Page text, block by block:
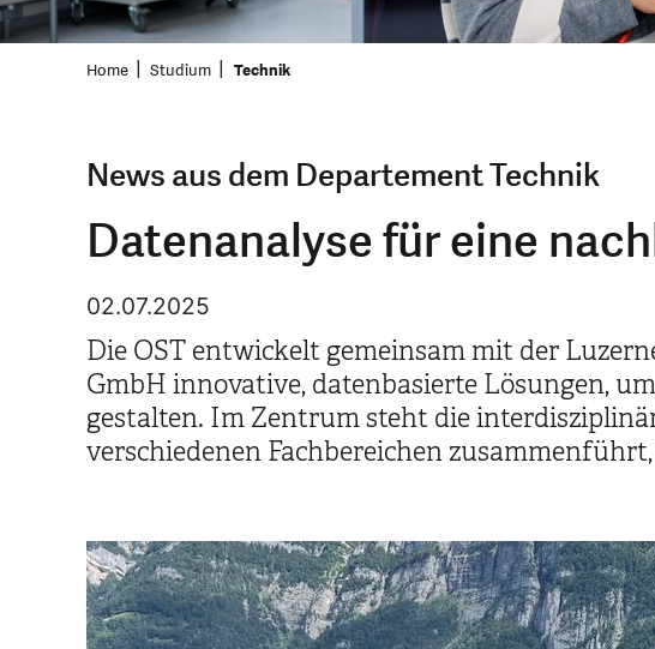
Home Studium Technik
News aus dem Departement Technik
Datenanalyse für eine
02.07.2025
Die OST entwickelt gemeinsam mit der
GmbH innovative, datenbasierte Lösungen,
gestalten. Im Zentrum steht die
verschiedenen Fachbereichen